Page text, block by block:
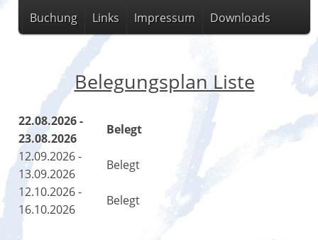
Buchung Links Impressum Downloads
Belegungsplan Liste
22.08.2026 -
23.08.2026
Belegt
12.09.2026 -
13.09.2026
Belegt
12.10.2026 -
16.10.2026
Belegt